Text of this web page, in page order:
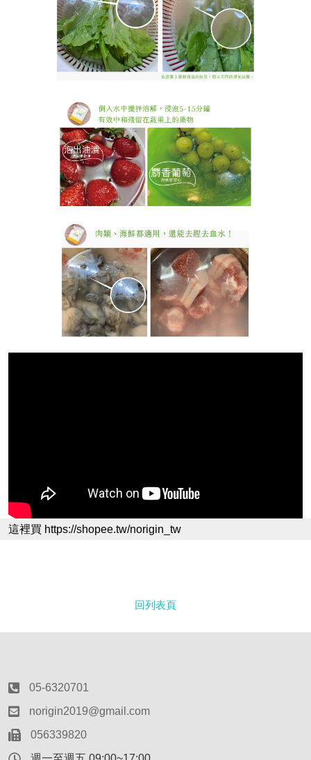
這裡買 https://shopee.tw/norigin_tw
回列表頁
05-6320701
norigin2019@gmail.com
056339820